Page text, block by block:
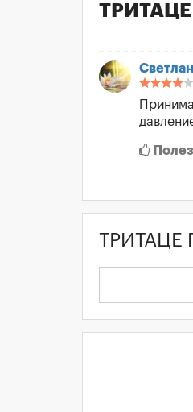
ТРИТАЦЕ